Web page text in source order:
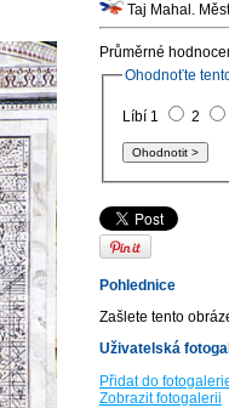
Taj Mahal.
Průměrné
Ohodnoťte
Líbí 1 2
Pohlednice
Zašlete tento
Uživatelská
Přidat do
Zobrazit fotogalerii